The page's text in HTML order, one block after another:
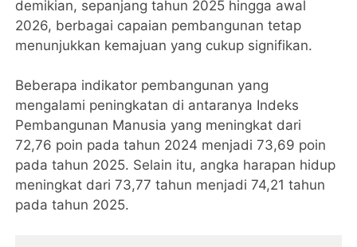
demikian, sepanjang tahun 2025 hingga awal
2026, berbagai capaian pembangunan tetap
menunjukkan kemajuan yang cukup signifikan.
Beberapa indikator pembangunan yang
mengalami peningkatan di antaranya Indeks
Pembangunan Manusia yang meningkat dari
72,76 poin pada tahun 2024 menjadi 73,69 poin
pada tahun 2025. Selain itu, angka harapan hidup
meningkat dari 73,77 tahun menjadi 74,21 tahun
pada tahun 2025.